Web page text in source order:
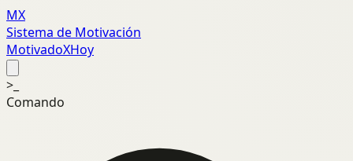
MX
Sistema de Motivación
MotivadoXHoy
>_
Comando